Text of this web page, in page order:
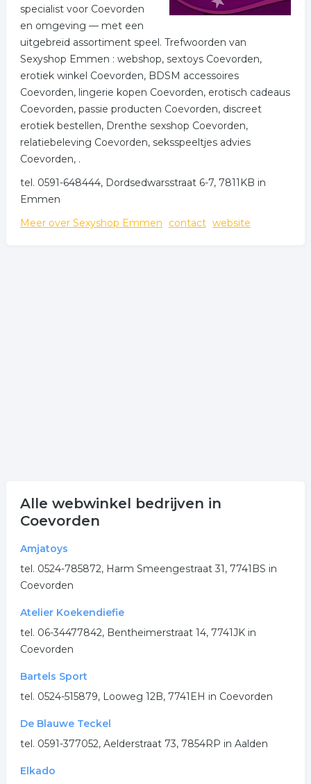
contactgegevens van de onderneming webshop uit
Coevorden.
Meer bedrijven in Coevorden
Wij vonden meer informatie over webshop. De
volgende trefwoorden vallen ook onder deze bedrijven
rubriek:
webwinkel webwinkels webshop
internet winkel online winkel
specialist voor Coevorden
en omgeving — met een
uitgebreid assortiment speel. Trefwoorden van
Sexyshop Emmen : webshop, sextoys Coevorden,
erotiek winkel Coevorden, BDSM accessoires
Coevorden, lingerie kopen Coevorden, erotisch cadeaus
Coevorden, passie producten Coevorden, discreet
erotiek bestellen, Drenthe sexshop Coevorden,
relatiebeleving Coevorden, seksspeeltjes advies
Coevorden, .
tel. 0591-648444, Dordsedwarsstraat 6-7, 7811KB in
Emmen
Meer over Sexyshop Emmen
contact website
Alle webwinkel bedrijven in
Coevorden
Amjatoys
tel. 0524-785872, Harm Smeengestraat 31, 7741BS in
Coevorden
Atelier Koekendiefie
tel. 06-34477842, Bentheimerstraat 14, 7741JK in
Coevorden
Bartels Sport
tel. 0524-515879, Looweg 12B, 7741EH in Coevorden
De Blauwe Teckel
tel. 0591-377052, Aelderstraat 73, 7854RP in Aalden
Elkado